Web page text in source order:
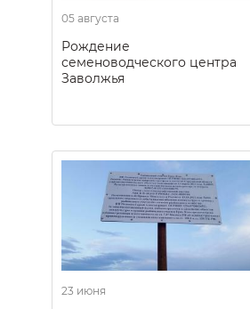
05 августа
Рождение
семеноводческого центра
Заволжья
23 июня